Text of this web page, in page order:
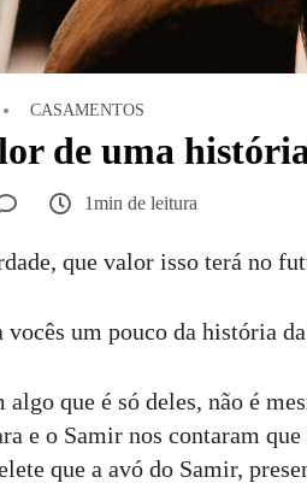
CASAMENTOS
de uma
1min de leitura
que valor isso terá no
vocês um pouco da história
algo que é só deles, não é
e o Samir nos contaram
que a avó do Samir,